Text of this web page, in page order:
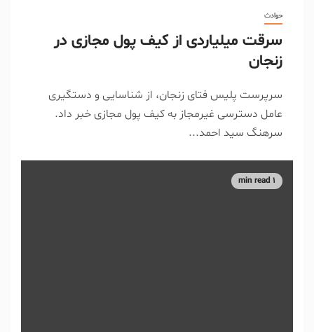
حوادث
سرقت میلیاردی از کیف پول مجازی در
زنجان
سرپرست پلیس فتای زنجان، از شناسایی و دستگیری
عامل دسترسی غیرمجاز به کیف پول مجازی خبر داد.
سرهنگ سید احمد...
1 min read